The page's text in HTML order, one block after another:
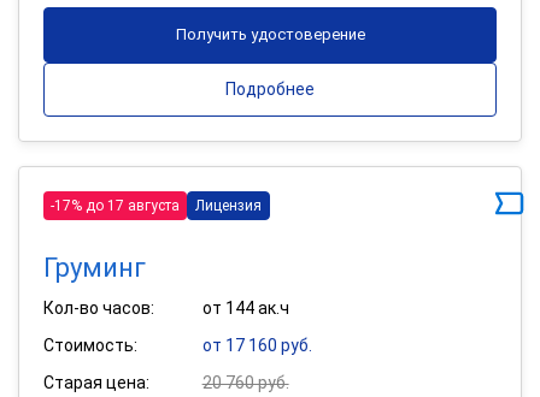
Получить удостоверение
Подробнее
-17% до 17 августа Лицензия
Груминг
Кол-во часов:
от 144 ак.ч
Стоимость:
от 17 160 руб.
Старая цена:
20 760 руб.